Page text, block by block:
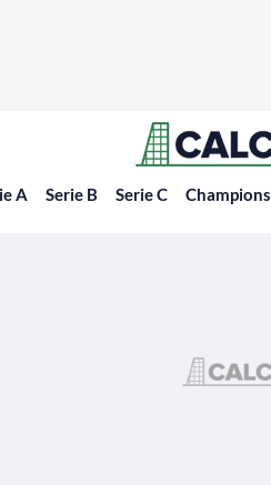
A Serie B Serie C Champions